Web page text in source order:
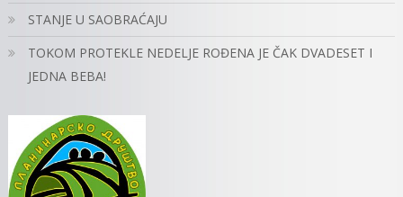
STANJE U SAOBRAĆAJU
TOKOM PROTEKLE NEDELJE ROĐENA JE ČAK DVADESET I
JEDNA BEBA!